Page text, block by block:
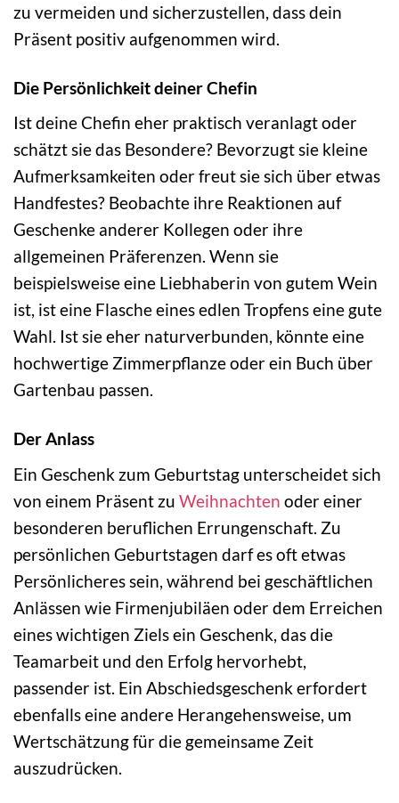
zu vermeiden und sicherzustellen, dass dein
Präsent positiv aufgenommen wird.
Die Persönlichkeit deiner Chefin
Ist deine Chefin eher praktisch veranlagt oder
schätzt sie das Besondere? Bevorzugt sie kleine
Aufmerksamkeiten oder freut sie sich über etwas
Handfestes? Beobachte ihre Reaktionen auf
Geschenke anderer Kollegen oder ihre
allgemeinen Präferenzen. Wenn sie
beispielsweise eine Liebhaberin von gutem Wein
ist, ist eine Flasche eines edlen Tropfens eine gute
Wahl. Ist sie eher naturverbunden, könnte eine
hochwertige Zimmerpflanze oder ein Buch über
Gartenbau passen.
Der Anlass
Ein Geschenk zum Geburtstag unterscheidet sich
von einem Präsent zu Weihnachten oder einer
besonderen beruflichen Errungenschaft. Zu
persönlichen Geburtstagen darf es oft etwas
Persönlicheres sein, während bei geschäftlichen
Anlässen wie Firmenjubiläen oder dem Erreichen
eines wichtigen Ziels ein Geschenk, das die
Teamarbeit und den Erfolg hervorhebt,
passender ist. Ein Abschiedsgeschenk erfordert
ebenfalls eine andere Herangehensweise, um
Wertschätzung für die gemeinsame Zeit
auszudrücken.